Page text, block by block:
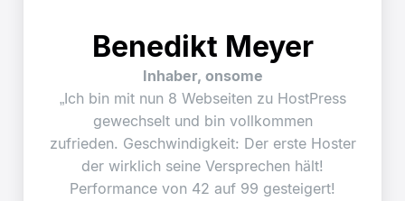
Benedikt Meyer
Inhaber, onsome
„Ich bin mit nun 8 Webseiten zu HostPress
gewechselt und bin vollkommen
zufrieden. Geschwindigkeit: Der erste Hoster
der wirklich seine Versprechen hält!
Performance von 42 auf 99 gesteigert!